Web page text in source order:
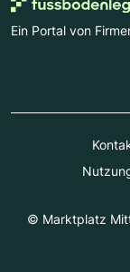
Ein Portal von
© Marktplatz